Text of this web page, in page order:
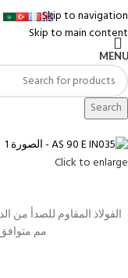
Skip to navigation
Skip to main content
Search
Click to enlarge
مم